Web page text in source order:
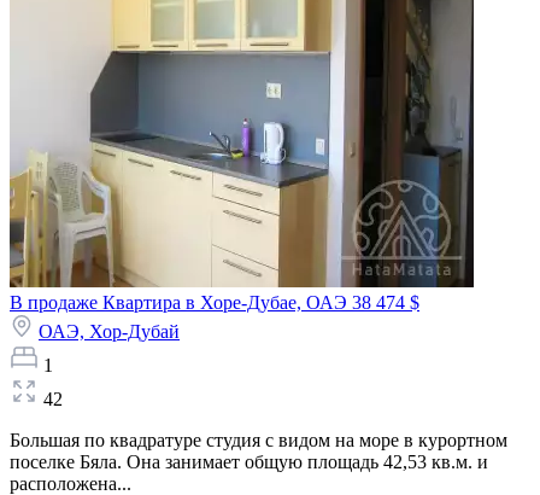
В продаже Квартира в Хоре-Дубае, ОАЭ 38 474 $
ОАЭ, Хор-Дубай
1
42
Большая по квадратуре студия с видом на море в курортном
поселке Бяла. Она занимает общую площадь 42,53 кв.м. и
расположена...